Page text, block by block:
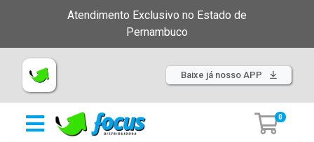
Atendimento Exclusivo no Estado de
Pernambuco
Baixe já nosso APP
0